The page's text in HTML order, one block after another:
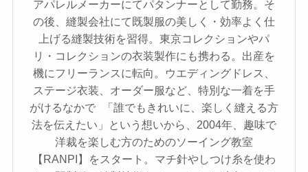
アパレルメーカーにてパタンナーとして勤務。そ
の後、縫製会社にて既製服の美しく・効率よく仕
上げる縫製技術を習得。東京コレクションやパ
リ・コレクションの衣装製作にも携わる。出産を
機にフリーランスに転向。ウエディングドレス、
ステージ衣装、オーダー服など、特別な一着を手
がけるなかで 「誰でもきれいに、楽しく縫える方
法を伝えたい」という想いから、2004年、趣味で
洋裁を楽しむ方のためのソーイング教室
【RANPI】をスタート。マチ針やしつけ糸を使わ